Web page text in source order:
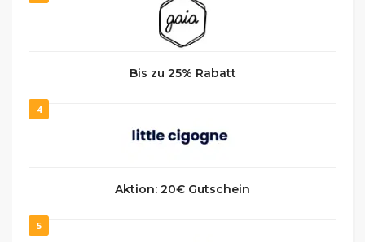
Bis zu 25% Rabatt
4
Aktion: 20€ Gutschein
5